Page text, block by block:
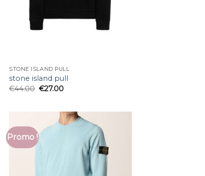
STONE ISLAND PULL
stone island pull
€44.00 €27.00
Promo !